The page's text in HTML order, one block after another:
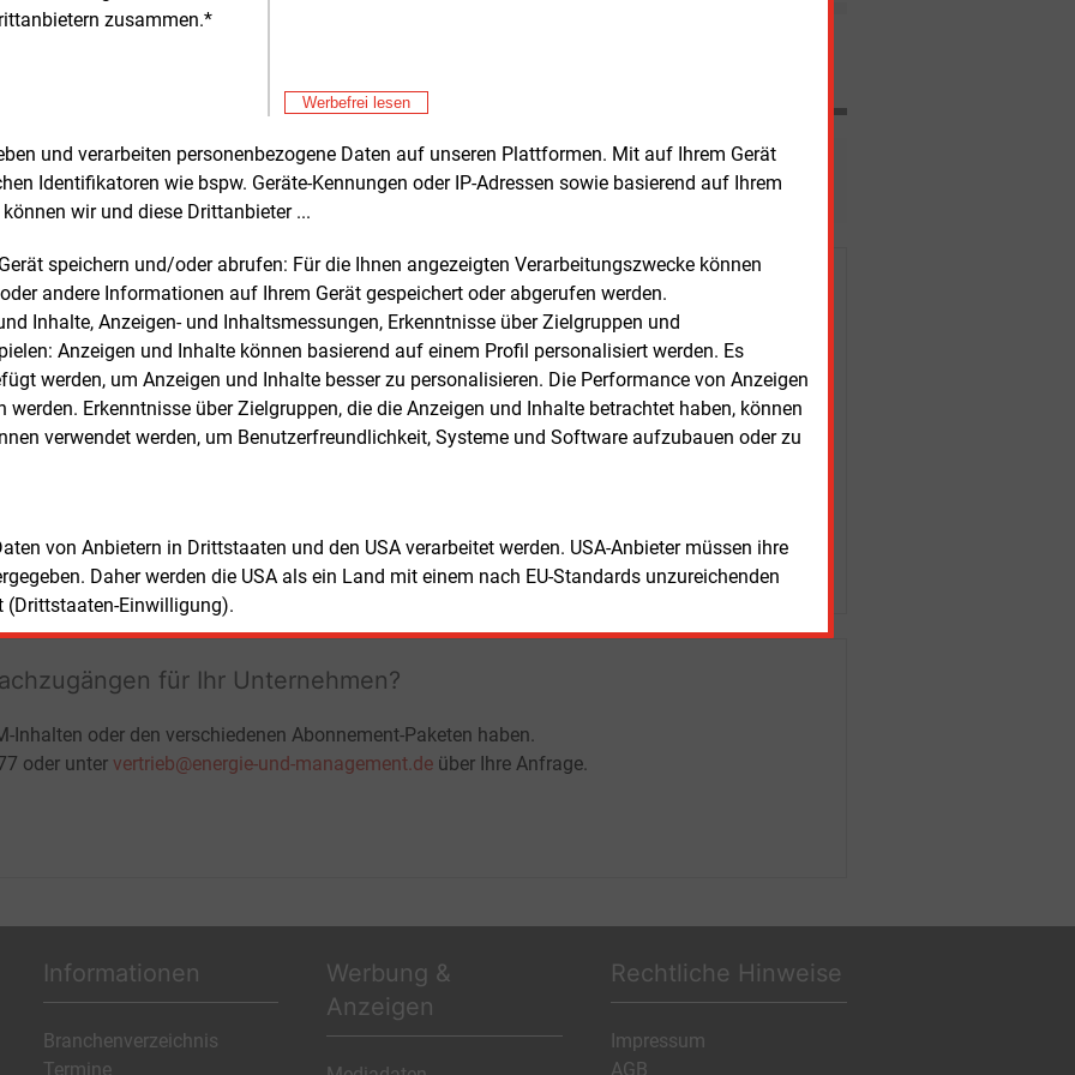
zusammen.*
Werbefrei lesen
und verarbeiten personenbezogene Daten auf unseren Plattformen. Mit auf Ihrem Gerät
Identifikatoren wie bspw. Geräte-Kennungen oder IP-Adressen sowie basierend auf Ihrem
wir und diese Drittanbieter ...
speichern und/oder abrufen: Für die Ihnen angezeigten Verarbeitungszwecke können
andere Informationen auf Ihrem Gerät gespeichert oder abgerufen werden.
Inhalte, Anzeigen- und Inhaltsmessungen, Erkenntnisse über Zielgruppen und
Anzeigen und Inhalte können basierend auf einem Profil personalisiert werden. Es
werden, um Anzeigen und Inhalte besser zu personalisieren. Die Performance von Anzeigen
werden. Erkenntnisse über Zielgruppen, die die Anzeigen und Inhalte betrachtet haben, können
verwendet werden, um Benutzerfreundlichkeit, Systeme und Software aufzubauen oder zu
von Anbietern in Drittstaaten und den USA verarbeitet werden. USA-Anbieter müssen ihre
Daher werden die USA als ein Land mit einem nach EU-Standards unzureichenden
(Drittstaaten-Einwilligung).
und weitere Nachrichten lesen?
SieE&M
kostenlos
unverbindlich
Zwei Wochen kostenfreier Zugang
Zugang auf stündlich aktualisierte
Nachrichten mit Prognose- und
ohne automatische Verlängerung
JETZT KOSTENLOS TESTEN
Login für Kunden
LOGIN
für Ihr Unternehmen?
oder den verschiedenen Abonnement-Paketen haben.
oder unter vertrieb@energie-und-management.de über Ihre Anfrage.
Informationen
Branchenverzeichnis
Termine
Werbung &
Anzeigen
Rechtliche Hinweise
Impressum
AGB